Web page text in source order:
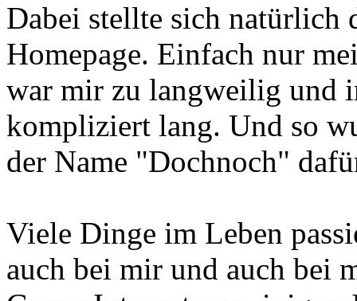
Dabei stellte sich natürlich
Homepage. Einfach nur
war mir zu langweilig und
kompliziert lang. Und so
der Name "Dochnoch"
Viele Dinge im Leben
auch bei mir und auch bei